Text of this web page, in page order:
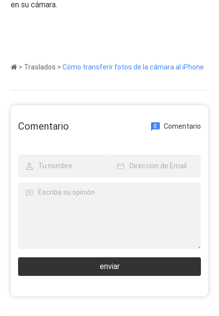
en su cámara.
> Traslados >Cómo transferir fotos de la cámara al iPhone
Comentario 0 Comentario
enviar